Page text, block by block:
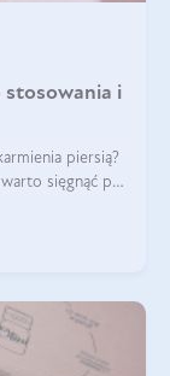
i
piersią?
sięgnąć po